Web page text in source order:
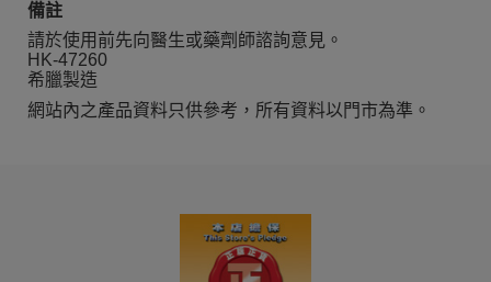
備註
請於使用前先向醫生或藥劑師諮詢意見。
HK-47260
希臘製造
網站內之產品資料只供參考，所有資料以門市為準。